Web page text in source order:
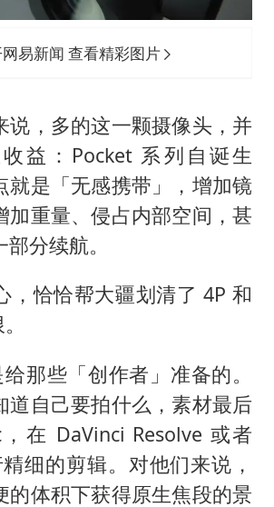
易新闻 查看精彩图片
说，多的这一颗摄像头，并
益：Pocket 系列自诞生
就是「无感携带」，增加镜
加重量、侵占内部空间，甚
分续航。
，恰恰帮大疆划清了 4P 和
那些「创作者」准备的。
道自己要拍什么，素材最后
在 DaVinci Resolve 或者
精细的剪辑。对他们来说，
的体积下获得原生焦段的景